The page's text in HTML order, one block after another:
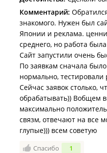
Комментарий:
знакомого. Нужен был
Японии и реклама.
среднего, но работа
Сайт запустили очень
По заявкам сначала
нормально,
Сейчас заявок столько,
обрабатывать)) Вобщем
максимально
связм, отвечают на все
глупые))) всем советую
Спасибо 1